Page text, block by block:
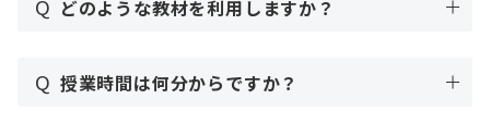
Q どのような教材を利用しますか？
Q 授業時間は何分からですか？